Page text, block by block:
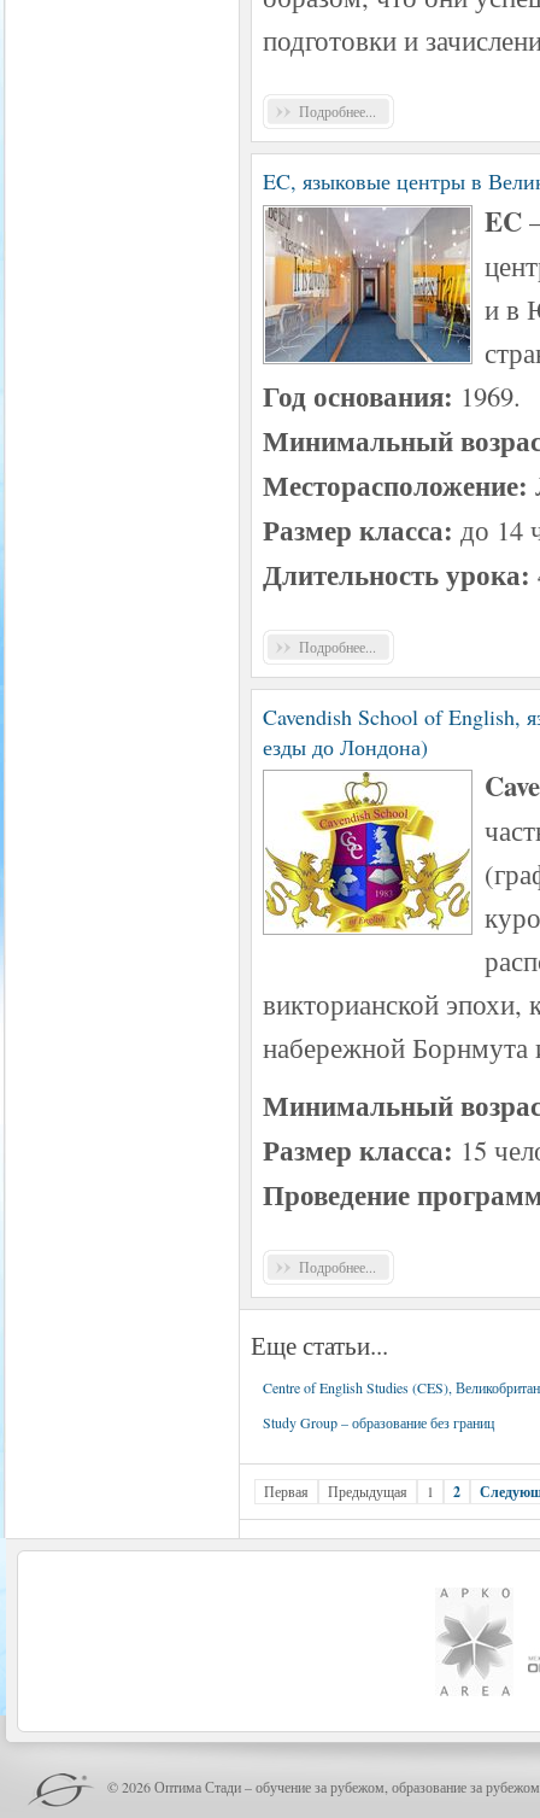
подготовки и
Подробнее...
EC, языковые центры в
EC
и в
Год основания: 1969.
Минимальный
Месторасположение:
Размер класса: до 14
Длительность урока:
Подробнее...
Cavendish School of English,
езды до Лондона)
викторианской эпохи,
набережной Борнмута
Минимальный
Размер класса: 15
Проведение
Подробнее...
Еще статьи...
Centre of English Studies (CES),
Study Group – образование без границ
Первая Предыдущая 1 2
© 2026 Оптима Стади – обучение за рубежом, образование за